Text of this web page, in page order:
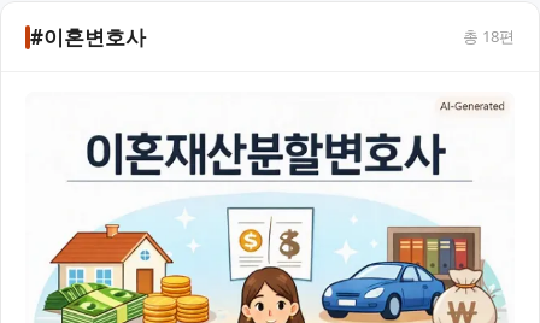
#이혼변호사 총 18편